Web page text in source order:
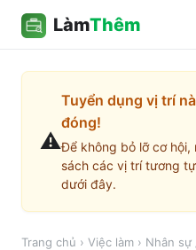
LàmThêm
⚠️
Tuyển dụng vị trí
đóng!
Để không bỏ lỡ cơ hội,
sách các vị trí tương
dưới đây.
Trang chủ › Việc làm › Nhân sự